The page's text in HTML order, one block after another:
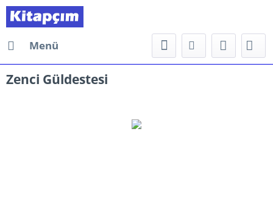
Menü
Zenci Güldestesi